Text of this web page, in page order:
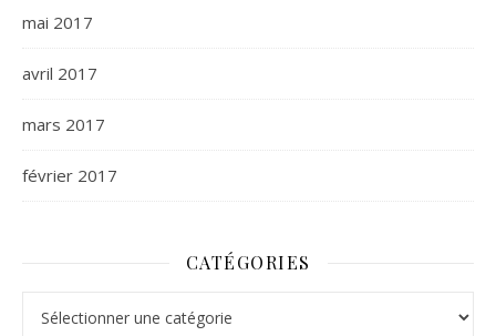
mai 2017
avril 2017
mars 2017
février 2017
CATÉGORIES